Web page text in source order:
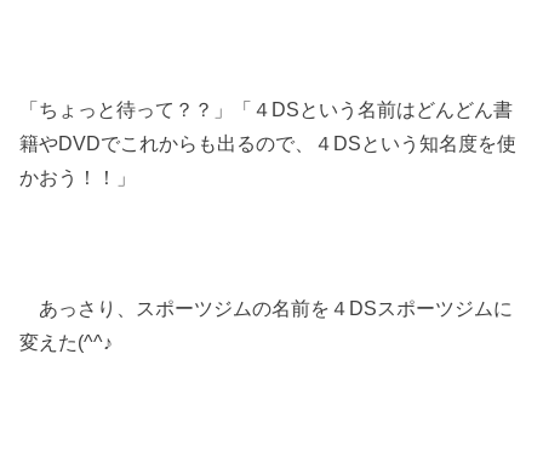
「ちょっと待って？？」「４DSという名前はどんどん書
籍やDVDでこれからも出るので、４DSという知名度を使
かおう！！」
あっさり、スポーツジムの名前を４DSスポーツジムに
変えた(^^♪